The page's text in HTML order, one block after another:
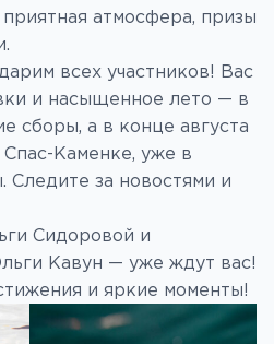
атмосфера, призы
всех участников! Вас
и насыщенное лето — в
сборы, а в конце августа
Каменке, уже в
Следите за новостями и
Сидоровой и
Кавун — уже ждут вас!
и яркие моменты!